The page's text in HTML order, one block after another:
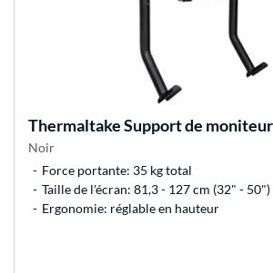
ThermaltakeSupport de
Noir
Force portante: 35 kg total
Taille de l'écran: 81,3 - 127 cm (32" - 50")
Ergonomie: réglable en hauteur